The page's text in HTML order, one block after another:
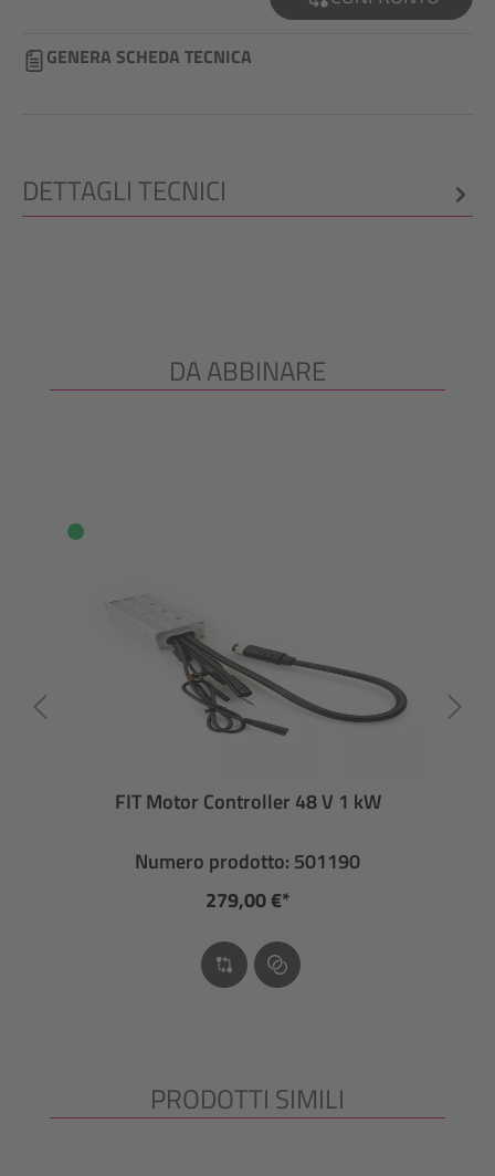
GENERA SCHEDA TECNICA
DETTAGLI TECNICI
Salta la galleria dei prodotti
DA ABBINARE
FIT Motor Controller 48 V 1 kW
Numero prodotto: 501190
279,00 €*
Salta la galleria dei prodotti
PRODOTTI SIMILI